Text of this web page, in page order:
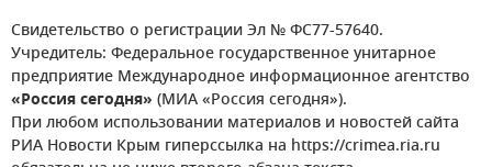
Свидетельство о регистрации Эл № ФС77-57640.
Учредитель: Федеральное государственное унитарное
предприятие Международное информационное агентство
«Россия сегодня» (МИА «Россия сегодня»).
При любом использовании материалов и новостей сайта
РИА Новости Крым гиперссылка на https://crimea.ria.ru